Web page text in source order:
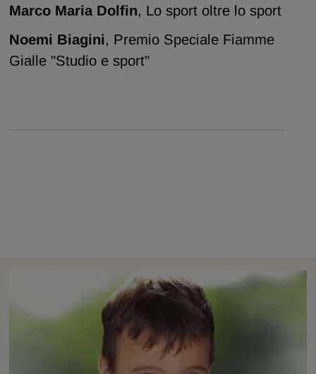
Marco Maria Dolfin, Lo sport oltre lo sport
Noemi Biagini, Premio Speciale Fiamme
Gialle "Studio e sport"